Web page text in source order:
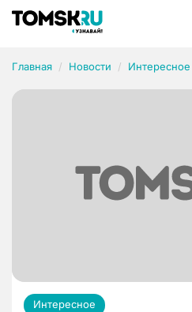
Главная Новости Интересное
Интересное